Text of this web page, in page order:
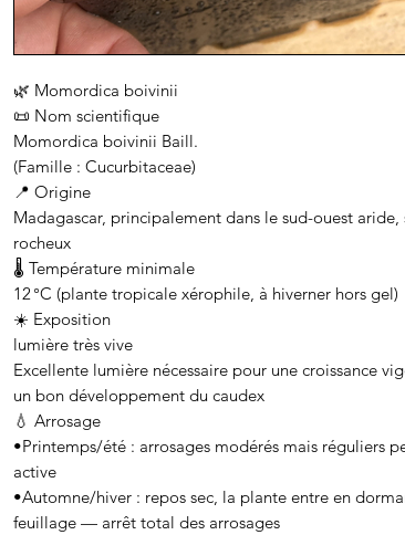
🌿 Momordica boivinii
📜 Nom scientifique
Momordica boivinii Baill.
(Famille : Cucurbitaceae)
📍 Origine
Madagascar, principalement dans le sud-ouest aride,
rocheux
🌡️ Température minimale
12 °C (plante tropicale xérophile, à hiverner hors gel)
☀️ Exposition
lumière très vive
Excellente lumière nécessaire pour une croissance
un bon développement du caudex
💧 Arrosage
•Printemps/été : arrosages modérés mais réguliers
active
•Automne/hiver : repos sec, la plante entre en
feuillage — arrêt total des arrosages